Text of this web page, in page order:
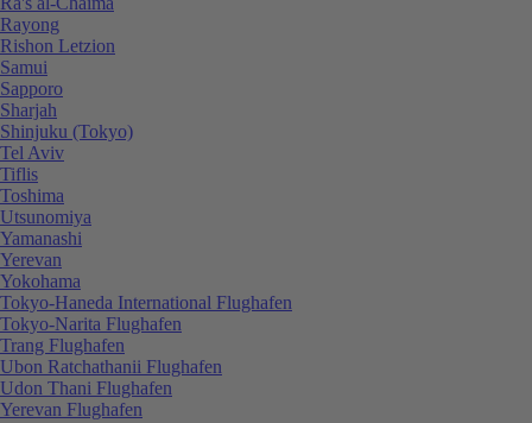
Rayong
Rishon Letzion
Samui
Sapporo
Sharjah
Shinjuku (Tokyo)
Tel Aviv
Tiflis
Toshima
Utsunomiya
Yamanashi
Yerevan
Yokohama
Tokyo-Haneda International Flughafen
Tokyo-Narita Flughafen
Trang Flughafen
Ubon Ratchathanii Flughafen
Udon Thani Flughafen
Yerevan Flughafen